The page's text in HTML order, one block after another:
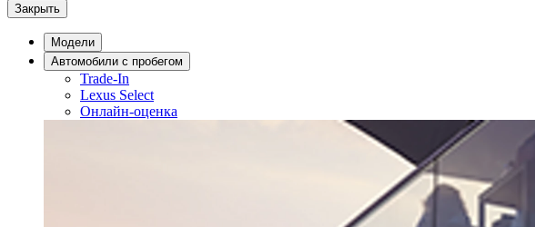
Закрыть
Модели
Aвтомобили с пробегом
Trade-In
Lexus Select
Онлайн-оценка